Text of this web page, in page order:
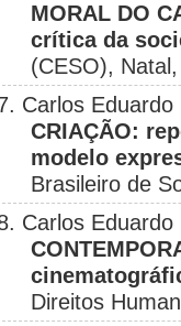
MORAL DO
crítica da
(CESO),
Carlos
CRIAÇÃO:
modelo
Brasileiro de
Carlos
Direitos